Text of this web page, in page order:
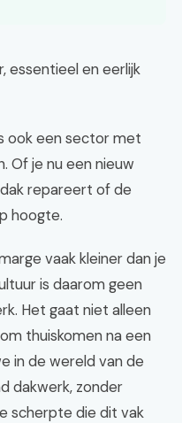
essentieel en eerlijk
ook een sector met
Of je nu een nieuw
repareert of de
hoogte.
vaak kleiner dan je
is daarom geen
Het gaat niet alleen
thuiskomen na een
in de wereld van de
dakwerk, zonder
scherpte die dit vak